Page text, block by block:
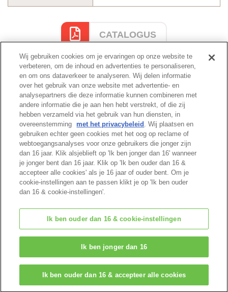
CATALOGUS
Cataloguspagina
Begin van pagina
© EPOCH
Change Region
Wij gebruiken cookies om je ervaringen op onze website te
verbeteren, om de inhoud en advertenties te personaliseren,
en om ons dataverkeer te analyseren. Wij delen informatie
over het gebruik van onze website met advertentie- en
analysepartners die deze informatie kunnen combineren met
andere informatie die je aan hen hebt verstrekt, of die zij
hebben verzameld via het gebruik van hun diensten, in
overeenstemming
met het privacybeleid . Wij plaatsen en
gebruiken echter geen cookies met het oog op reclame of
webtoegangsanalyses voor onze gebruikers die jonger zijn
dan 16 jaar. Klik alsjeblieft op 'Ik ben jonger dan 16' wanneer
je jonger bent dan 16 jaar. Klik op 'Ik ben ouder dan 16 &
accepteer alle cookies' als je 16 jaar of ouder bent. Om je
cookie-instellingen aan te passen klikt je op 'Ik ben ouder
dan 16 & cookie-instellingen'.
Ik ben ouder dan 16 & cookie-instellingen
Ik ben jonger dan 16
Ik ben ouder dan 16 & accepteer alle cookies